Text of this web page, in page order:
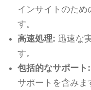
インサイトのため
す。
高速処理: 迅速な
す。
包括的なサポート:
サポートを含みま